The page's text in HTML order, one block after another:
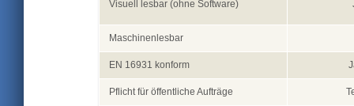
Visuell lesbar (ohne Software)
Maschinenlesbar
EN 16931 konform
Pflicht für öffentliche Aufträge